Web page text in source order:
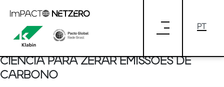
SBTI OFERECE MÉTODOS E
FERRAMENTAS PARA QUE EMPRESAS
ESTABELEÇAM METAS BASEADAS NA
CIÊNCIA PARA ZERAR EMISSÕES DE
CARBONO